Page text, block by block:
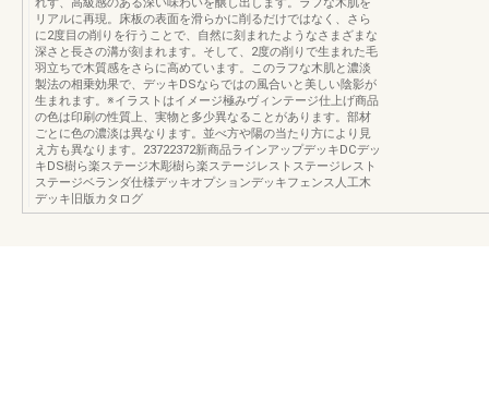
リアルに再現。床板の表面を滑らかに削るだけではなく、さら
に2度目の削りを行うことで、自然に刻まれたようなさまざまな
深さと長さの溝が刻まれます。そして、2度の削りで生まれた毛
羽立ちで木質感をさらに高めています。このラフな木肌と濃淡
製法の相乗効果で、デッキDSならではの風合いと美しい陰影が
生まれます。※イラストはイメージ極みヴィンテージ仕上げ商品
の色は印刷の性質上、実物と多少異なることがあります。部材
ごとに色の濃淡は異なります。並べ方や陽の当たり方により見
え方も異なります。23722372新商品ラインアップデッキDCデッ
キDS樹ら楽ステージ木彫樹ら楽ステージレストステージレスト
ステージベランダ仕様デッキオプションデッキフェンス人工木
デッキ旧版カタログ